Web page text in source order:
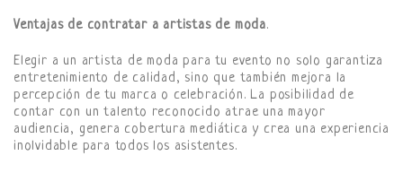
Ventajas de contratar a artistas de moda.
Elegir a un artista de moda para tu evento no solo garantiza
entretenimiento de calidad, sino que también mejora la
percepción de tu marca o celebración. La posibilidad de
contar con un talento reconocido atrae una mayor
audiencia, genera cobertura mediática y crea una experiencia
inolvidable para todos los asistentes.